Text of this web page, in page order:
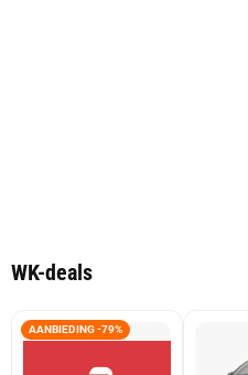
WK-deals
AANBIEDING -79%